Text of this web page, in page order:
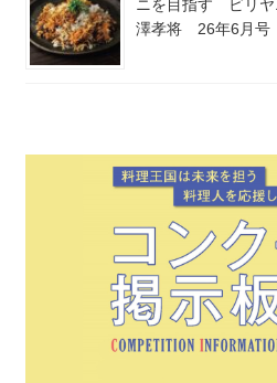
ニを目指す ビリ
澤孝将 26年6月号